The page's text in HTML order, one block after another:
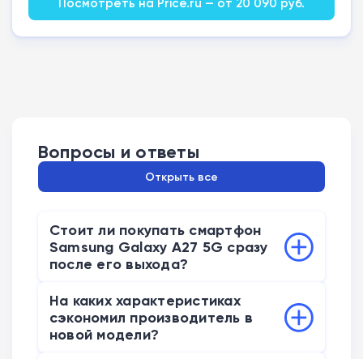
Вопросы и ответы
Открыть все
Стоит ли покупать смартфон
Samsung Galaxy A27 5G сразу
после его выхода?
торопиться с покупкой на старте не
нужно. В России за базовую версию
На каких характеристиках
сэкономил производитель в
новой модели?